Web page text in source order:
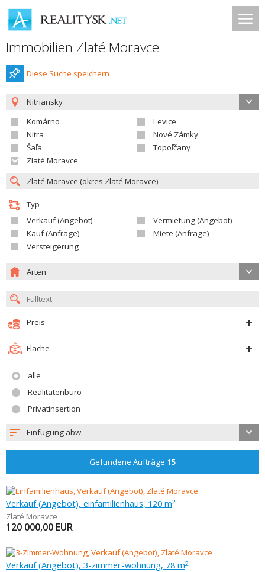
Immobilien Zlaté Moravce
Diese Suche speichern
Nitriansky
Komárno
Levice
Nitra
Nové Zámky
Šaľa
Topoľčany
Zlaté Moravce
Typ
Verkauf (Angebot)
Vermietung (Angebot)
Kauf (Anfrage)
Miete (Anfrage)
Versteigerung
Arten
Preis
Fläche
alle
Realitätenbüro
Privatinsertion
Einfügung abw.
Gefundene Aufträge 15
Verkauf (Angebot), einfamilienhaus, 120 m2
Zlaté Moravce
120 000,00 EUR
Verkauf (Angebot), 3-zimmer-wohnung, 78 m2